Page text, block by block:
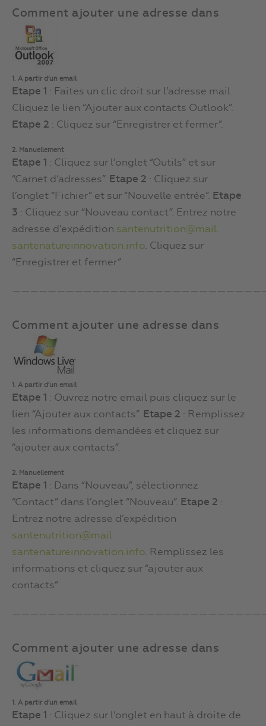
Comment ajouter une adresse dans
1. A partir d’un email
Etape 1 : Faites un clic droit sur l’adresse mail.
Cliquez le lien “Ajouter aux contacts Outlook”.
Etape 2 : Cliquez sur “Enregistrer et fermer”.
2. Manuellement
Etape 1 : Cliquez sur l’onglet “Outils” et sur
“Carnet d’adresses”. Etape 2 : Cliquez sur
l’onglet “Fichier” et sur “Nouvelle entrée”. Etape
3 : Cliquez sur “Nouveau contact”. Entrez notre
adresse d’expédition santenutrition@mail.
santenatureinnovation.info. Cliquez sur
“Enregistrer et fermer”.
Comment ajouter une adresse dans
1. A partir d’un email
Etape 1 : Ouvrez notre email puis cliquez sur le
lien “Ajouter aux contacts”. Etape 2 : Remplissez
les informations demandées et cliquez sur
“ajouter aux contacts”.
2. Manuellement
Etape 1 : Dans “Nouveau”, sélectionnez
“Contact” dans l’onglet “Nouveau”. Etape 2 :
Entrez notre adresse d’expédition
santenutrition@mail.
santenatureinnovation.info. Remplissez les
informations et cliquez sur “ajouter aux
contacts”.
Comment ajouter une adresse dans
1. A partir d’un email
Etape 1 : Cliquez sur l’onglet en haut à droite de